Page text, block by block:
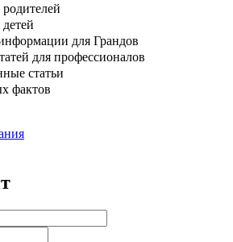
для Грандов
для профессионалов
статьи
фактов